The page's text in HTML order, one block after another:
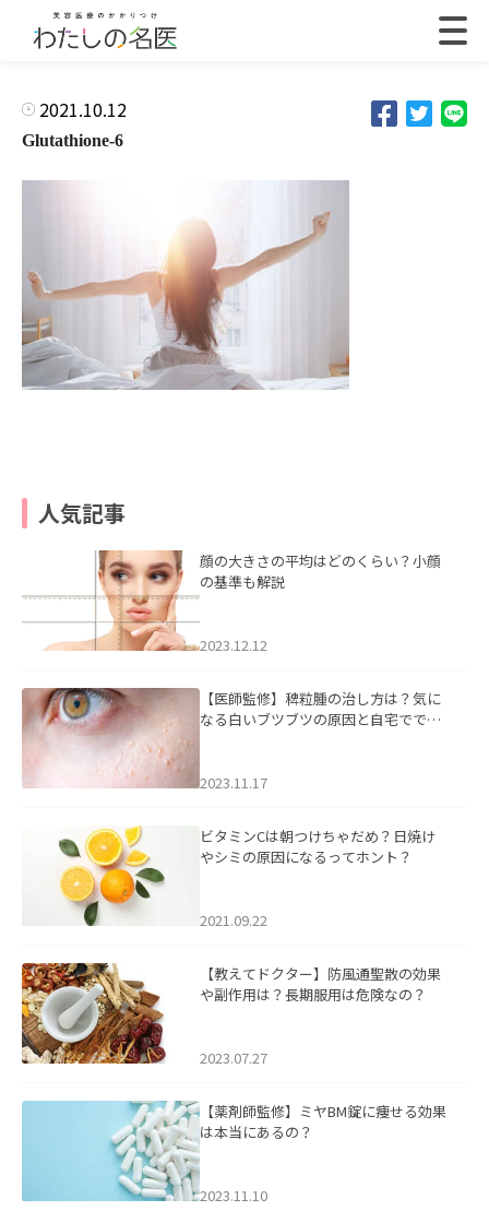
2021.10.12
Glutathione-6
人気記事
顔の大きさの平均はどのくらい？小顔
の基準も解説
2023.12.12
【医師監修】稗粒腫の治し方は？気に
なる白いブツブツの原因と自宅ででき
2023.11.17
ビタミンCは朝つけちゃだめ？日焼け
やシミの原因になるってホント？
2021.09.22
【教えてドクター】防風通聖散の効果
や副作用は？長期服用は危険なの？
2023.07.27
【薬剤師監修】ミヤBM錠に痩せる効果
は本当にあるの？
2023.11.10